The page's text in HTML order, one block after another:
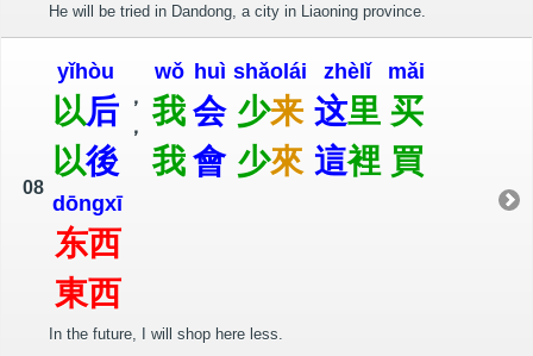
He will be tried in Dandong, a city in Liaoning province.
08
yǐhòu
以后
以後
，
，
wǒ
我
我
huì
会
會
shǎo lái
少来
少來
zhè lǐ
这里
這裡
mǎi
买
買
dōngxī
东西
東西
In the future, I will shop here less.